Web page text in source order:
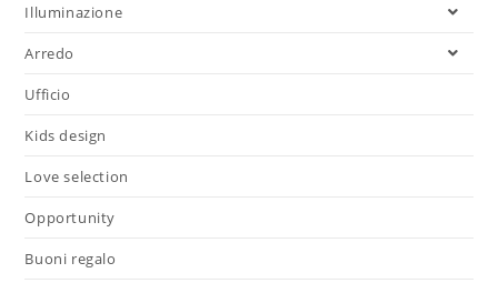
Illuminazione
Arredo
Ufficio
Kids design
Love selection
Opportunity
Buoni regalo